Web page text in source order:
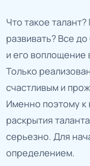
Что такое
развивать? Все
и его воплощение
Только
счастливым и
Именно поэтому к
раскрытия
серьезно. Для
определением.